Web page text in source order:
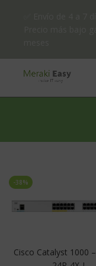
-38%
Cisco Catalyst 1000